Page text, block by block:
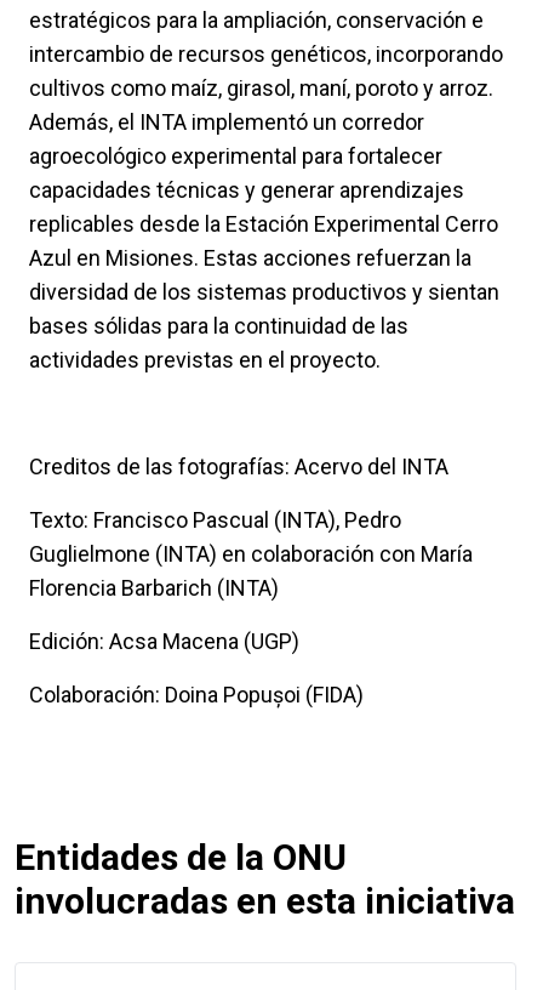
estratégicos para la ampliación, conservación e
intercambio de recursos genéticos, incorporando
cultivos como maíz, girasol, maní, poroto y arroz.
Además, el INTA implementó un corredor
agroecológico experimental para fortalecer
capacidades técnicas y generar aprendizajes
replicables desde la Estación Experimental Cerro
Azul en Misiones. Estas acciones refuerzan la
diversidad de los sistemas productivos y sientan
bases sólidas para la continuidad de las
actividades previstas en el proyecto.
Creditos de las fotografías: Acervo del INTA
Texto: Francisco Pascual (INTA), Pedro
Guglielmone (INTA) en colaboración con María
Florencia Barbarich (INTA)
Edición: Acsa Macena (UGP)
Colaboración: Doina Popușoi (FIDA)
Entidades de la ONU
involucradas en esta iniciativa